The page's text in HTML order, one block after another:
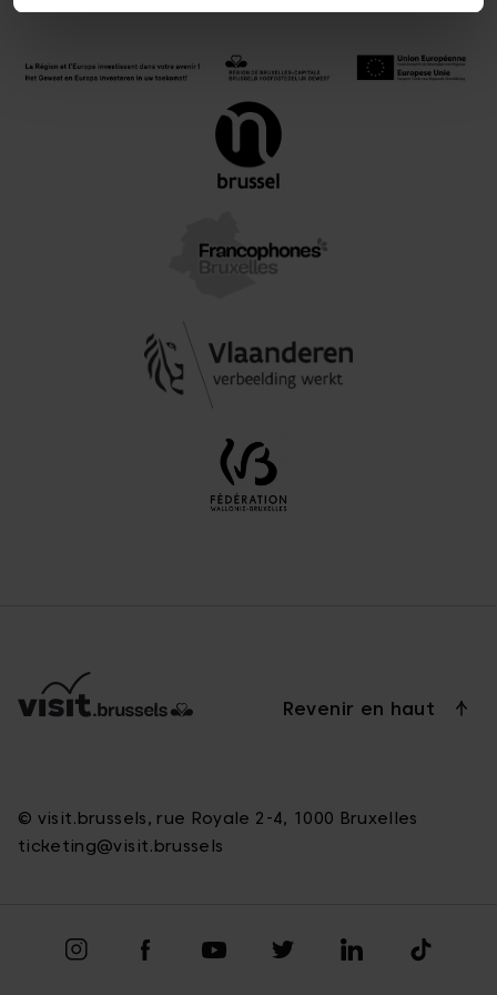
© visit.brussels, rue Royale 2-4, 1000 Bruxelles
ticketing@visit.brussels
Revenir en haut